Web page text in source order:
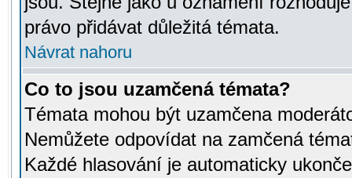
právo přidávat důležitá témata.
Návrat nahoru
Co to jsou uzamčená témata?
Témata mohou být uzamčena
Nemůžete odpovídat na zamčená
Každé hlasování je automaticky